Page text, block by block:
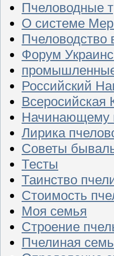
Пчеловодные
О системе
Форум
Российский
Всеросийская
Начинающему
Лирика
Советы
Тесты
Таинство
Стоимость
Моя семья
Строение
Пчелиная